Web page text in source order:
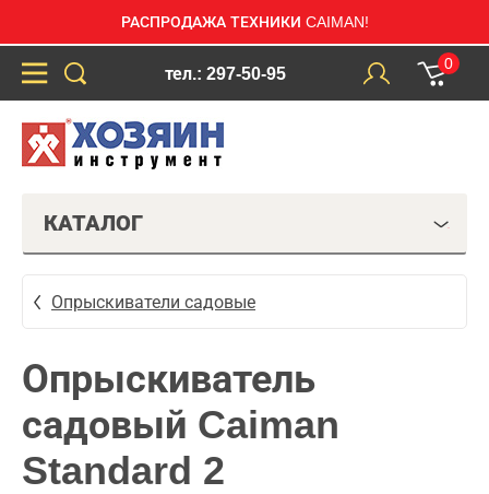
РАСПРОДАЖА ТЕХНИКИ CAIMAN!
тел.: 297-50-95
0
КАТАЛОГ
Опрыскиватели садовые
Опрыскиватель
садовый Caiman
Standard 2